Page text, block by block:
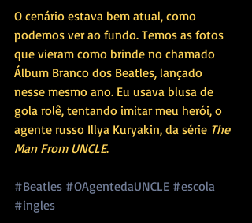
O cenário estava bem atual, como
podemos ver ao fundo. Temos as fotos
que vieram como brinde no chamado
Álbum Branco dos Beatles, lançado
nesse mesmo ano. Eu usava blusa de
gola rolê, tentando imitar meu herói, o
agente russo Illya Kuryakin, da série The
Man From UNCLE.
#Beatles #OAgentedaUNCLE #escola
#ingles